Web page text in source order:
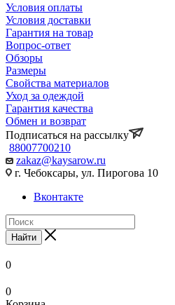
Условия оплаты
Условия доставки
Гарантия на товар
Вопрос-ответ
Обзоры
Размеры
Свойства материалов
Уход за одеждой
Гарантия качества
Обмен и возврат
Подписаться на рассылку
88007700210
zakaz@kaysarow.ru
г. Чебоксары, ул. Пирогова 10
Вконтакте
Найти
0
0